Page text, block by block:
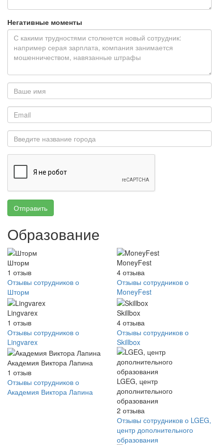
Негативные моменты
Отправить
Образование
Шторм
1 отзыв
Отзывы сотрудников о
Шторм
MoneyFest
4 отзыва
Отзывы сотрудников о
MoneyFest
Lingvarex
1 отзыв
Отзывы сотрудников о
Lingvarex
Skillbox
4 отзыва
Отзывы сотрудников о
Skillbox
Академия Виктора Лапина
1 отзыв
Отзывы сотрудников о
Академия Виктора Лапина
LGEG, центр
дополнительного
образования
2 отзыва
Отзывы сотрудников о LGEG,
центр дополнительного
образования